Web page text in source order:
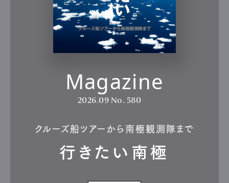
Magazine
2026.09 No. 580
クルーズ船ツアーから南極観測隊まで
行きたい南極